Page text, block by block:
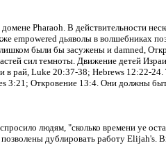
Pharaoh. В действительности
empowered дьяволы в волшебниках
были бы засужены и damned,
сил темноты.Движение детей
в рай, Luke 20:37-38; Hebrews 12:22-
3:21; Откровение 13:4. Они должны
людям, "сколько времени ye
дублировать работу Elijah's.